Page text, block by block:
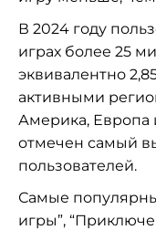
В 2024 году
играх более 25
эквивалентно
активными
Америка, Европа
отмечен самый
пользователей.
Самые
игры”,